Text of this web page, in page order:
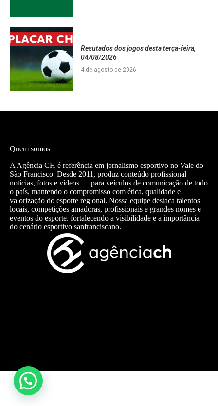
Resutados dos jogos desta terça-feira,
04/08/2026
4 de agosto de 2026
Quem somos
A Agência CH é referência em jornalismo esportivo no Vale do
São Francisco. Desde 2011, produz conteúdo profissional —
notícias, fotos e vídeos — para veículos de comunicação de todo
o país, mantendo o compromisso com ética, qualidade e
valorização do esporte regional. Nossa equipe destaca talentos
locais, competições amadoras, profissionais e grandes nomes e
eventos do esporte, fortalecendo a visibilidade e a importância
do cenário esportivo sanfranciscano.